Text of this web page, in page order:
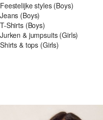
Feestelijke styles (Boys)
Jeans (Boys)
T-Shirts (Boys)
Jurken & jumpsuits (Girls)
Shirts & tops (Girls)